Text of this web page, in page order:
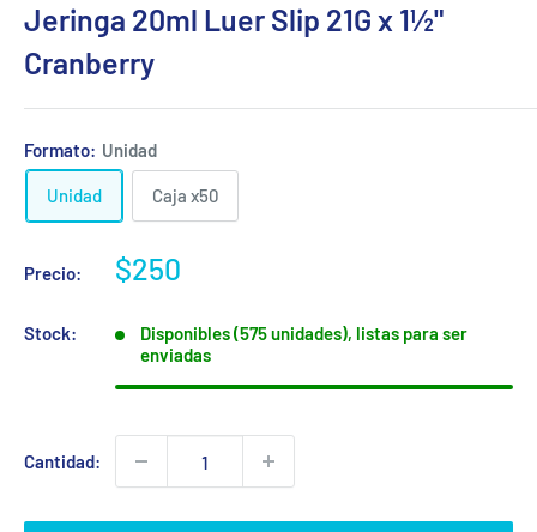
Jeringa 20ml Luer Slip 21G x 1½"
Cranberry
Formato: Unidad
Unidad Caja x50
Precio:
Precio
venta
$250
Stock:
Disponibles (575 unidades), listas para ser
enviadas
Cantidad: